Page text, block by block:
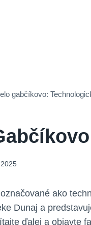
gabčíkovo:
ako
Dunaj a
ďalej a objavte